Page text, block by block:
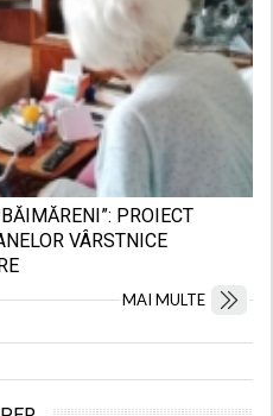
PROIECT
VÂRSTNICE
MAI MULTE